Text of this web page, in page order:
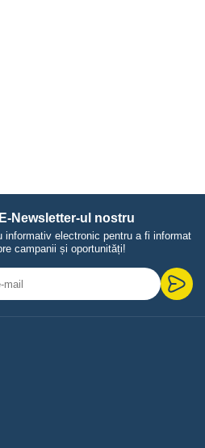
Newsletter-ul nostru
informativ electronic pentru a fi informat
campanii și oportunități!